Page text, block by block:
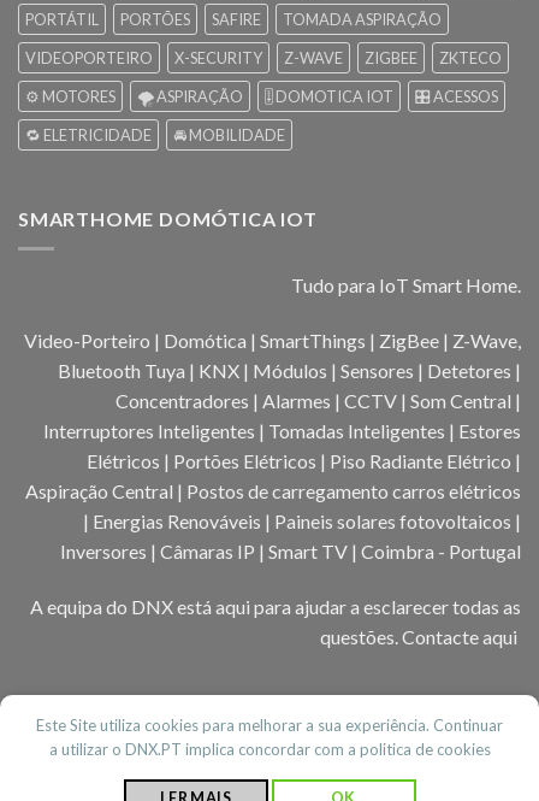
PORTÁTIL
PORTÕES SAFIRE
TOMADA ASPIRAÇÃO
VIDEOPORTEIRO
X-SECURITY Z-WAVE ZIGBEE
ZKTECO
⚙️ MOTORES
🌪️ ASPIRAÇÃO 🎚️ DOMOTICA IOT
🎛️ ACESSOS
🔁 ELETRICIDADE
🚘 MOBILIDADE
SMARTHOME DOMÓTICA IOT
Tudo para IoT Smart Home.
Video-Porteiro | Domótica | SmartThings | ZigBee | Z-Wave,
Bluetooth Tuya | KNX | Módulos | Sensores | Detetores |
Concentradores | Alarmes | CCTV | Som Central |
Interruptores Inteligentes | Tomadas Inteligentes | Estores
Elétricos | Portões Elétricos | Piso Radiante Elétrico |
Aspiração Central | Postos de carregamento carros elétricos
| Energias Renováveis | Paineis solares fotovoltaicos |
Inversores | Câmaras IP | Smart TV | Coimbra - Portugal
A equipa do DNX está aqui para ajudar a esclarecer todas as
questões. Contacte aqui
CONTACTOS ACERCA DO DNX
Este Site utiliza cookies para melhorar a sua experiência. Continuar
a utilizar o DNX.PT implica concordar com a politica de cookies